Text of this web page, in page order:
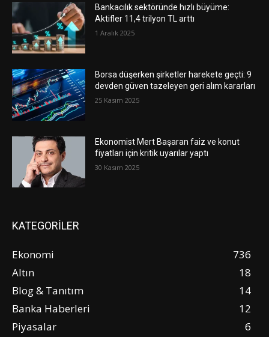
Bankacılık sektöründe hızlı büyüme:
Aktifler 11,4 trilyon TL arttı
1 Aralık 2025
Borsa düşerken şirketler harekete geçti: 9
devden güven tazeleyen geri alım kararları
25 Kasım 2025
Ekonomist Mert Başaran faiz ve konut
fiyatları için kritik uyarılar yaptı
30 Kasım 2025
KATEGORİLER
Ekonomi
736
Altın
18
Blog & Tanıtım
14
Banka Haberleri
12
Piyasalar
6